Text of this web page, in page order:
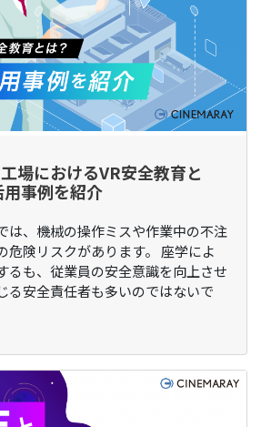
工場におけるVR安全教育と
事例を紹介
は、機械の操作ミスや作業中の不注
危険リスクがあります。 座学によ
るも、従業員の安全意識を向上させ
る安全責任者も多いのではないで